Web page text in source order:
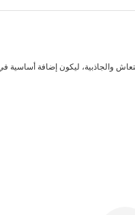
والجاذبية، ليكون إضافة